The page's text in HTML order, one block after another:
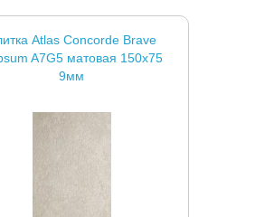
Atlas Concorde Brave
A7G5 матовая 150x75
9мм